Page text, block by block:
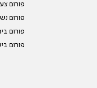
פורום
פורום
פורום
פורום